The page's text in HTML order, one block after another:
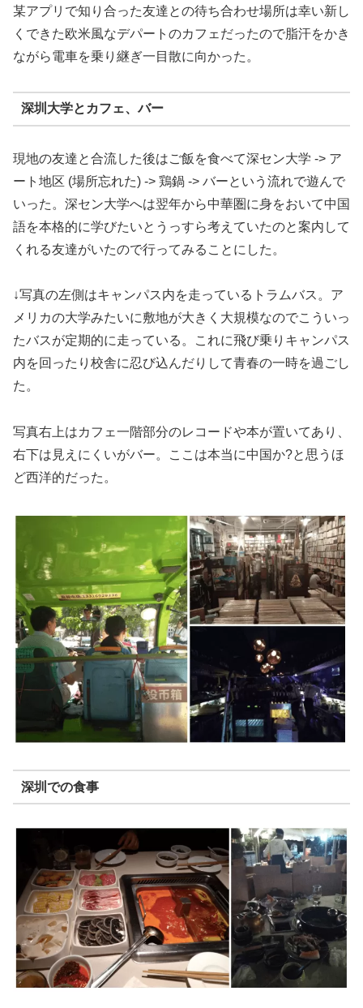
某アプリで知り合った友達との待ち合わせ場所は幸い新し
くできた欧米風なデパートのカフェだったので脂汗をかき
ながら電車を乗り継ぎ一目散に向かった。
深圳大学とカフェ、バー
現地の友達と合流した後はご飯を食べて深セン大学 -> ア
ート地区 (場所忘れた) -> 鶏鍋 -> バーという流れで遊んで
いった。深セン大学へは翌年から中華圏に身をおいて中国
語を本格的に学びたいとうっすら考えていたのと案内して
くれる友達がいたので行ってみることにした。
↓写真の左側はキャンパス内を走っているトラムバス。ア
メリカの大学みたいに敷地が大きく大規模なのでこういっ
たバスが定期的に走っている。これに飛び乗りキャンパス
内を回ったり校舎に忍び込んだりして青春の一時を過ごし
た。
写真右上はカフェ一階部分のレコードや本が置いてあり、
右下は見えにくいがバー。ここは本当に中国か?と思うほ
ど西洋的だった。
深圳での食事